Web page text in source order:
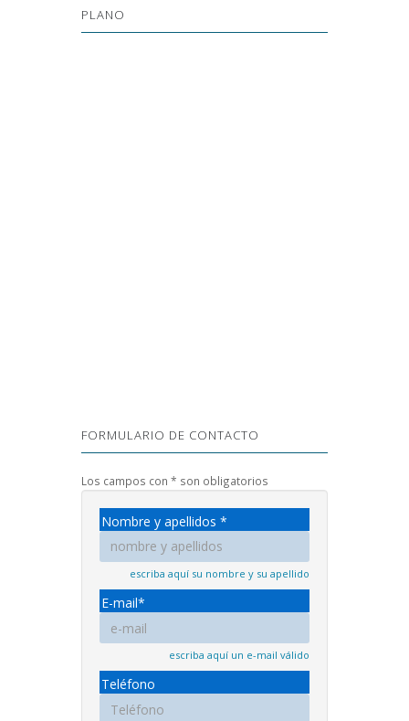
PLANO
FORMULARIO DE CONTACTO
Los campos con * son obligatorios
Nombre y apellidos *
escriba aquí su nombre y su apellido
E-mail*
escriba aquí un e-mail válido
Teléfono